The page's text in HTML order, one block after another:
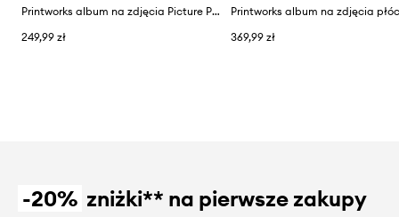
Printworks album na zdjęcia Picture Perfect
249,99 zł
Printworks album na zdjęcia
369,99 zł
-20% zniżki** na pierwsze zakupy